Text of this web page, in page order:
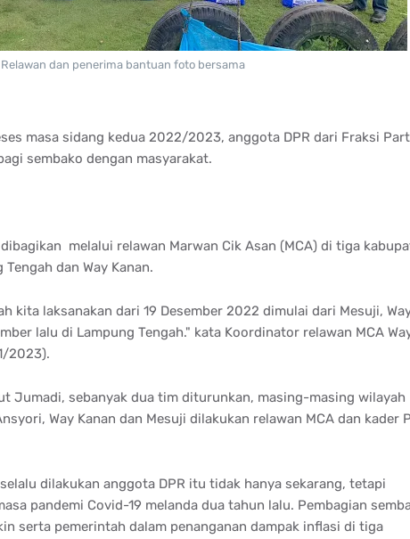
Relawan dan penerima bantuan foto bersama
masa sidang kedua 2022/2023, anggota DPR dari Fraksi
sembako dengan masyarakat.
melalui relawan Marwan Cik Asan (MCA) di tiga
dan Way Kanan.
kita laksanakan dari 19 Desember 2022 dimulai dari Mesuji,
lalu di Lampung Tengah." kata Koordinator relawan MCA
2023).
Jumadi, sebanyak dua tim diturunkan, masing-masing wilayah
Way Kanan dan Mesuji dilakukan relawan MCA dan kader
dilakukan anggota DPR itu tidak hanya sekarang, tetapi
pandemi Covid-19 melanda dua tahun lalu. Pembagian
serta pemerintah dalam penanganan dampak inflasi di tiga